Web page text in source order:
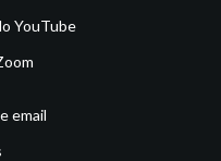
YouTube
email